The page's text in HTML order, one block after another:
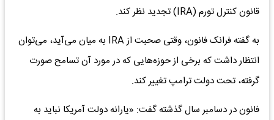
قانون کنترل تورم (IRA) تجدید نظر کند.
به گفته فرانک فانون، وقتی صحبت از IRA به میان می‌‌‌آید، می‌توان
انتظار داشت که برخی از حوزه‌‌‌هایی که در مورد آن تسامح صورت
گرفته، تحت دولت ترامپ تغییر کند.
فانون در دسامبر سال گذشته گفت: «یارانه دولت آمریکا نباید به